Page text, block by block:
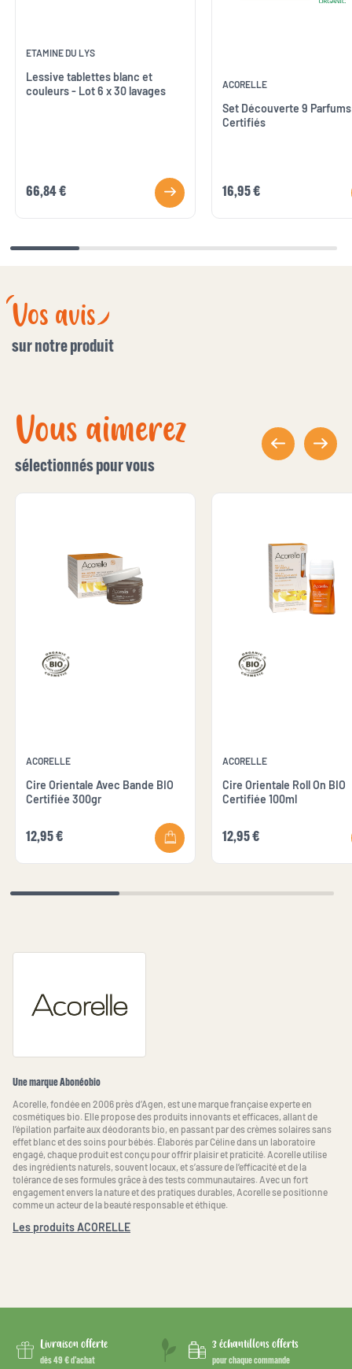
ETAMINE DU LYS
Lessive tablettes blanc et
couleurs - Lot 6 x 30 lavages
66,84 €
ACORELLE
Set Découverte 9 Parfums
Certifiés
16,95 €
Vos avis
sur notre produit
Vous aimerez
sélectionnés pour vous
ACORELLE
Cire Orientale Avec Bande BIO
Certifiée 300gr
12,95 €
ACORELLE
Cire Orientale Roll On BIO
Certifiée 100ml
12,95 €
Une marque Abonéobio
Acorelle, fondée en 2006 près d’Agen, est une marque française experte en
cosmétiques bio. Elle propose des produits innovants et efficaces, allant de
l’épilation parfaite aux déodorants bio, en passant par des crèmes solaires sans
effet blanc et des soins pour bébés. Élaborés par Céline dans un laboratoire
engagé, chaque produit est conçu pour offrir plaisir et praticité. Acorelle utilise
des ingrédients naturels, souvent locaux, et s’assure de l’efficacité et de la
tolérance de ses formules grâce à des tests communautaires. Avec un fort
engagement envers la nature et des pratiques durables, Acorelle se positionne
comme un acteur de la beauté responsable et éthique.
Les produits ACORELLE
Livraison offerte
dès 49 € d’achat
3 échantillons offerts
pour chaque commande